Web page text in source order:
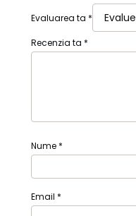
Evaluarea ta *
Recenzia ta *
Nume *
Email *